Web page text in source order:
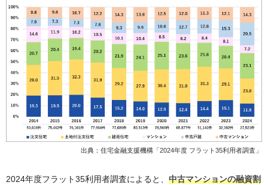
出典：住宅金融支援機構「2024年度 フラット35利用者調査 」
2024年度フラット35利用者調査によると、 中古マンションの融資割